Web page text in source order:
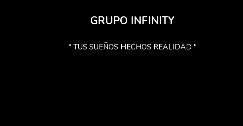
GRUPO INFINITY
" TUS SUEÑOS HECHOS REALIDAD "